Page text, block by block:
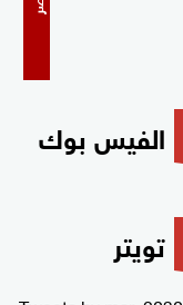
الفيس بوك
تويتر